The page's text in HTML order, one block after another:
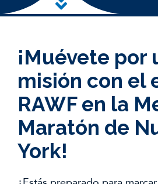
Ir al contenido
¡Muévete por
misión con el
RAWF en la
Maratón de
York!